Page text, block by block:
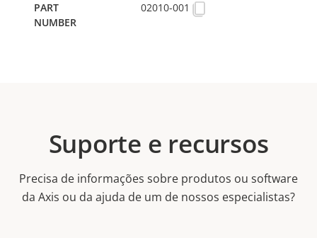
02010-001
Suporte e recursos
Precisa de informações sobre produtos ou software
da Axis ou da ajuda de um de nossos especialistas?